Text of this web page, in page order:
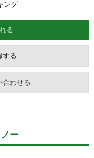
ング
する
合わせる
ー